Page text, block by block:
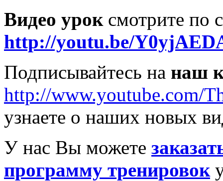
Видео уроксмотрите по
http://youtu.be/
Подписывайтесь на наш
http://www.youtube.com/
узнаете о наших новых
У нас Вы можете
программу тренировок